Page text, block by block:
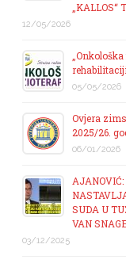
„KALLOS“
12/05/2026
05/05/2026
Ovjera
2025/26.
06/01/2026
SUDA U
VAN
03/12/2025